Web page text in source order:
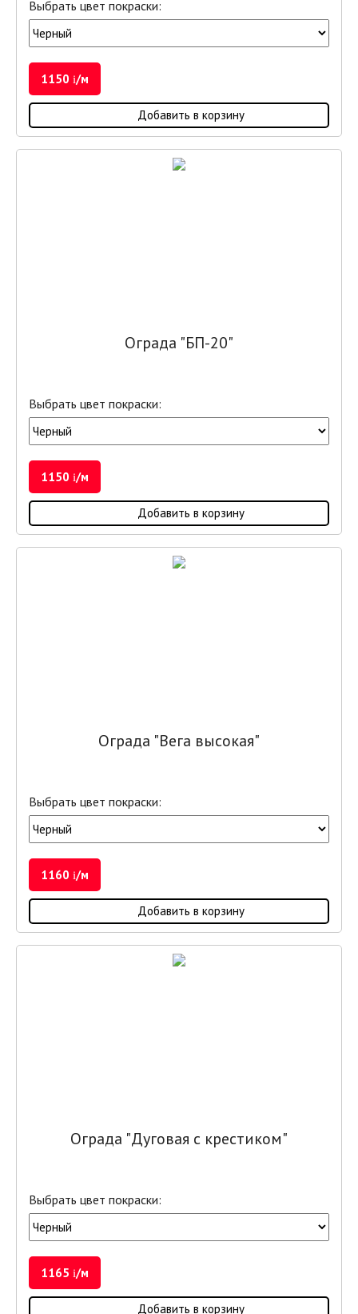
Выбрать цвет покраски:
1150 i/м
Добавить в корзину
Ограда "БП-20"
Выбрать цвет покраски:
1150 i/м
Добавить в корзину
Ограда "Вега высокая"
Выбрать цвет покраски:
1160 i/м
Добавить в корзину
Ограда "Дуговая с крестиком"
Выбрать цвет покраски:
1165 i/м
Добавить в корзину